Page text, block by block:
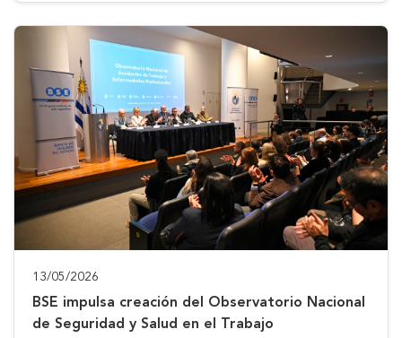
13/05/2026
BSE impulsa creación del Observatorio Nacional
de Seguridad y Salud en el Trabajo